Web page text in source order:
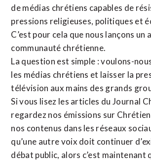
de médias chrétiens capables de
pressions religieuses, politiques et
C’est pour cela que nous lançons un
communauté chrétienne.
La question est simple : voulons-
les médias chrétiens et laisser la
télévision aux mains des grands
Si vous lisez les articles du Journal
regardez nos émissions sur
nos contenus dans les réseaux
qu’une autre voix doit continuer
débat public, alors c’est maintenant